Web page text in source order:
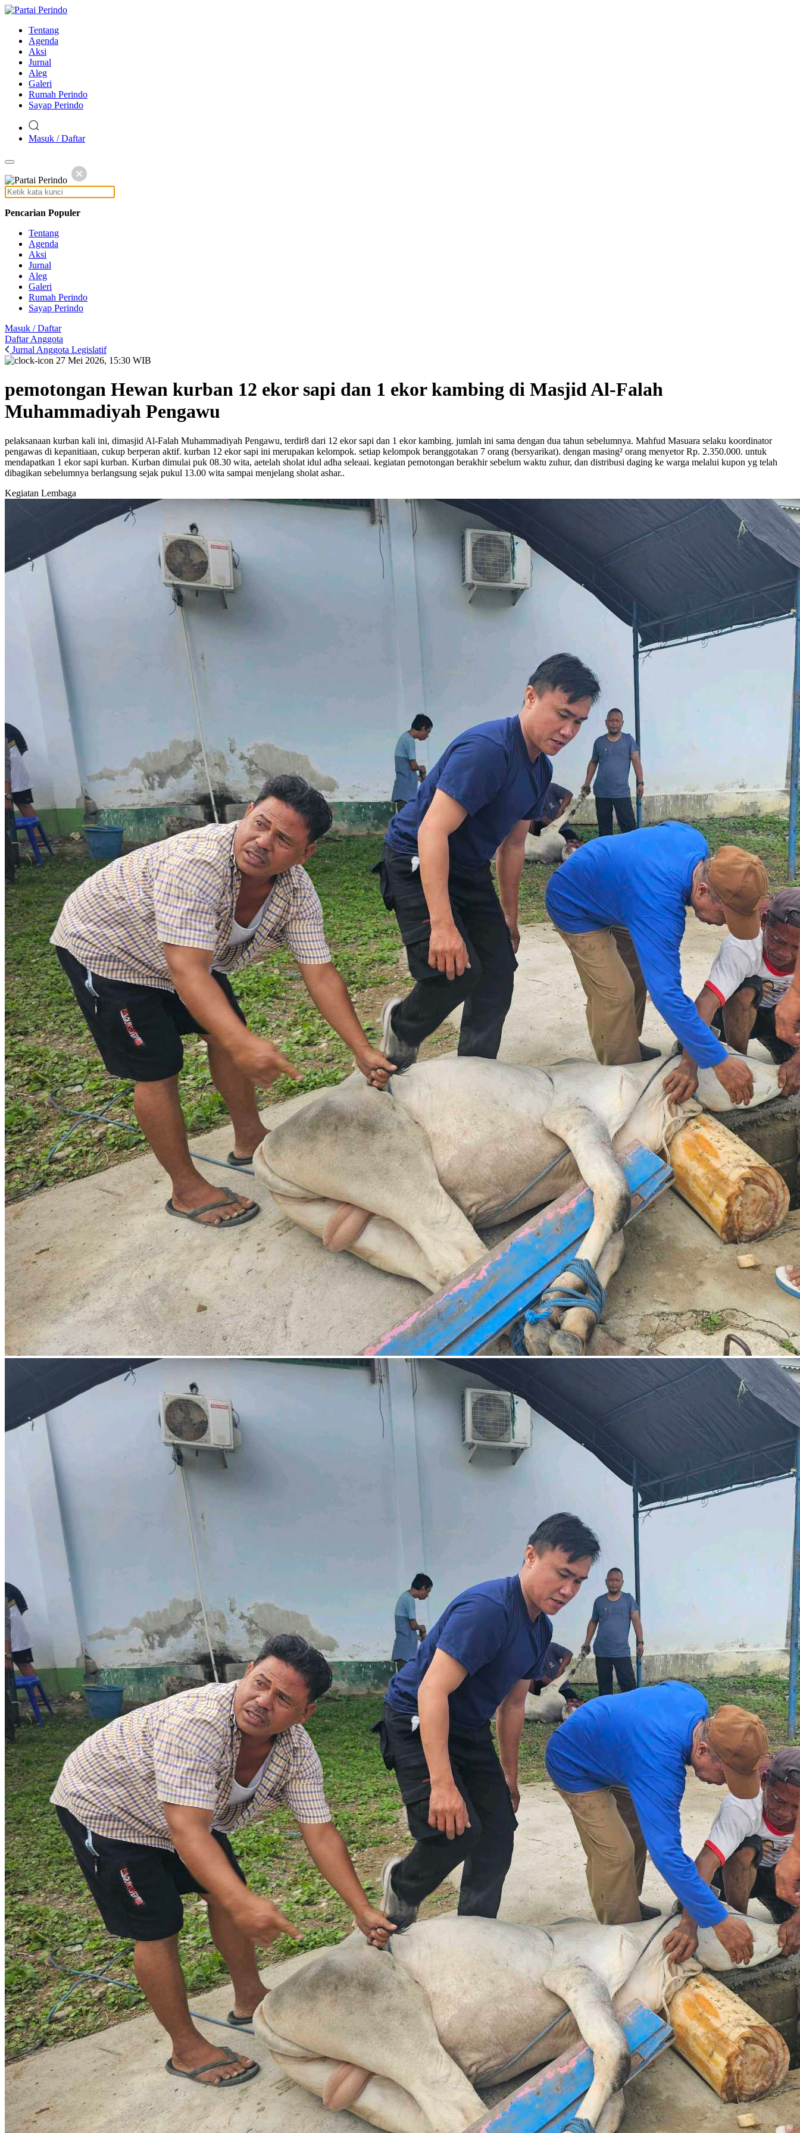
Tentang
Agenda
Aksi
Jurnal
Aleg
Galeri
Rumah Perindo
Sayap Perindo
Masuk / Daftar
Pencarian Populer
Tentang
Agenda
Aksi
Jurnal
Aleg
Galeri
Rumah Perindo
Sayap Perindo
Masuk / Daftar
Daftar Anggota
Jurnal Anggota Legislatif
27 Mei 2026, 15:30 WIB
pemotongan Hewan kurban 12 ekor sapi dan 1 ekor kambing di Masjid Al-Falah
Muhammadiyah Pengawu
pelaksanaan kurban kali ini, dimasjid Al-Falah Muhammadiyah Pengawu, terdir8 dari 12 ekor sapi dan 1 ekor kambing. jumlah ini sama dengan dua tahun sebelumnya. Mahfud Masuara selaku koordinator
pengawas di kepanitiaan, cukup berperan aktif. kurban 12 ekor sapi ini merupakan kelompok. setiap kelompok beranggotakan 7 orang (bersyarikat). dengan masing² orang menyetor Rp. 2.350.000. untuk
mendapatkan 1 ekor sapi kurban. Kurban dimulai puk 08.30 wita, aetelah sholat idul adha seleaai. kegiatan pemotongan berakhir sebelum waktu zuhur, dan distribusi daging ke warga melalui kupon yg telah
dibagikan sebelumnya berlangsung sejak pukul 13.00 wita sampai menjelang sholat ashar..
Kegiatan Lembaga